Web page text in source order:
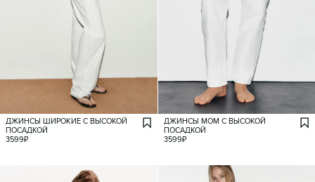
ДЖИНСЫ ШИРОКИЕ С ВЫСОКОЙ
ПОСАДКОЙ
3599₽
ДЖИНСЫ МОМ С ВЫСОКОЙ
ПОСАДКОЙ
3599₽